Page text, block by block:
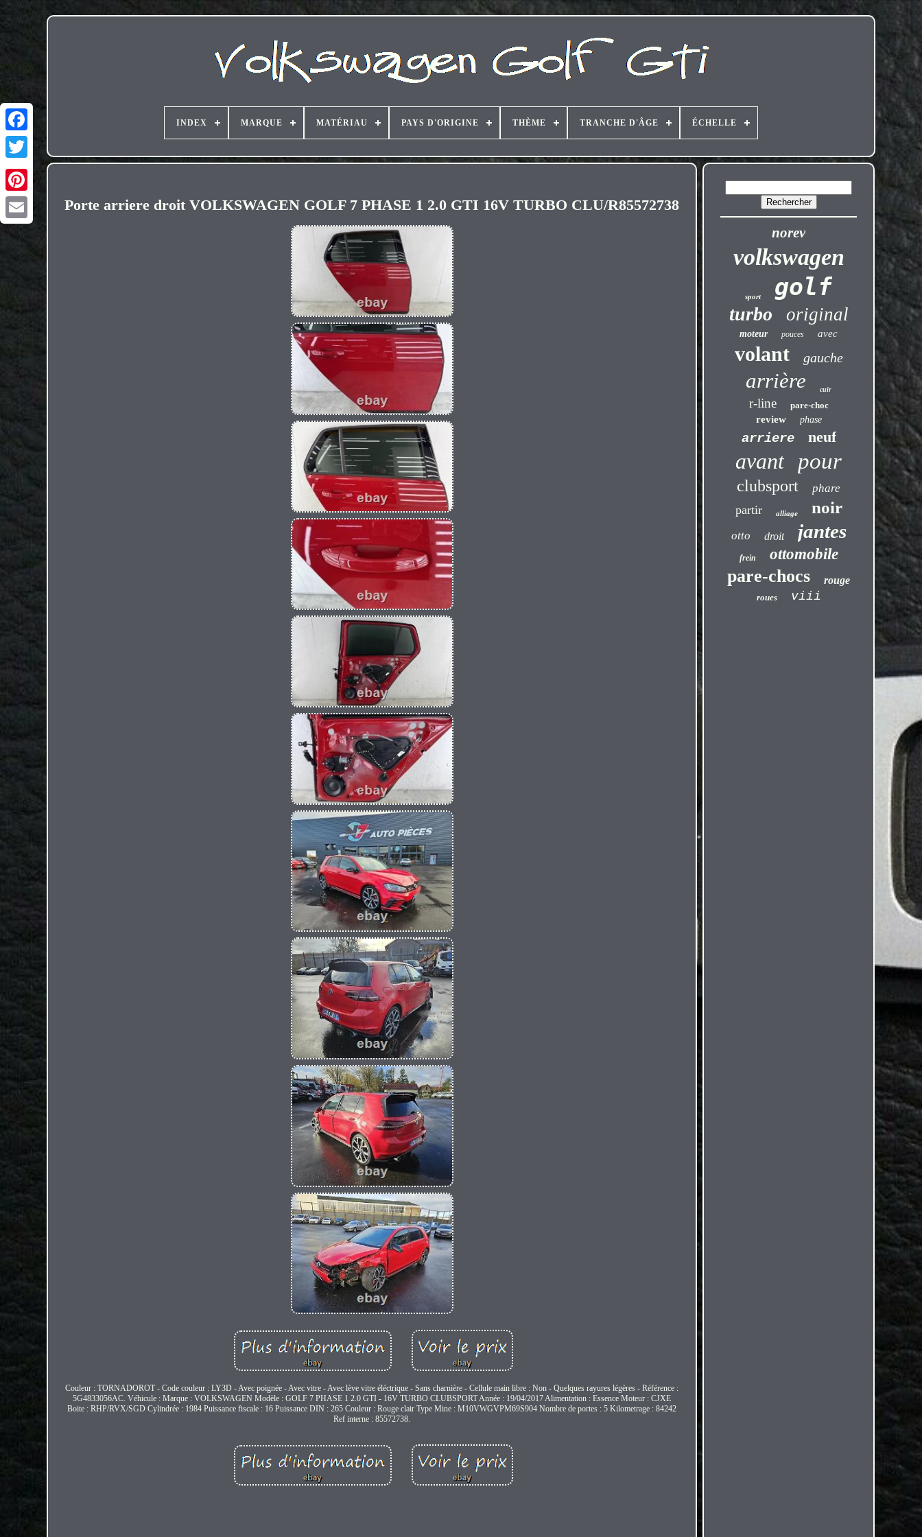
INDEX MARQUE MATÉRIAU PAYS D'ORIGINE THÈME TRANCHE D'ÂGE ÉCHELLE
Porte arriere droit VOLKSWAGEN GOLF 7 PHASE 1 2.0 GTI 16V TURBO CLU/R85572738
Couleur : TORNADOROT - Code couleur : LY3D - Avec poignée - Avec vitre - Avec lève vitre éléctrique - Sans charnière - Cellule main libre : Non - Quelques rayures légères - Référence :
5G4833056AC. Véhicule : Marque : VOLKSWAGEN Modèle : GOLF 7 PHASE 1 2.0 GTI - 16V TURBO CLUBSPORT Année : 19/04/2017 Alimentation : Essence Moteur : CJXE
Boite : RHP/RVX/SGD Cylindrée : 1984 Puissance fiscale : 16 Puissance DIN : 265 Couleur : Rouge clair Type Mine : M10VWGVPM69S904 Nombre de portes : 5 Kilometrage : 84242
Ref interne : 85572738.
norev
volkswagen
sport golf
turbo original
moteur pouces avec
volant gauche
arrière cuir
r-line pare-choc
review phase
arriere neuf
avant pour
clubsport phare
partir alliage noir
otto droit jantes
frein ottomobile
pare-chocs rouge
roues viii